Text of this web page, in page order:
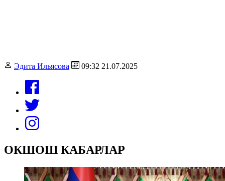
Эдита Ильясова 09:32 21.07.2025
ОКШОШ КАБАРЛАР